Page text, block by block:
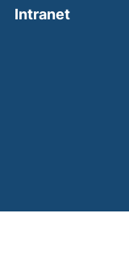
Intranet